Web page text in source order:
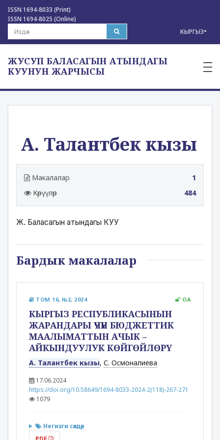
ISSN 1694-8033 (Print)
ISSN 1694-8025 (Online)
КЫРГЫЗ
ЖУСУП БАЛАСАГЫН АТЫНДАГЫ
КУУНУН ЖАРЧЫСЫ
—
—
—
А. Талантбек кызы
Макалалар
1
Көрүүлөр
484
Ж. Баласагын атындагы КУУ
Бардык макалалар
ТОМ 16, №2, 2024 OA
КЫРГЫЗ РЕСПУБЛИКАСЫНЫН
ЖАРАНДАРЫ ҮЧҮН БЮДЖЕТТИК
МААЛЫМАТТЫН АЧЫК –
АЙКЫНДУУЛУК КӨЙГӨЙЛӨРҮ
А. Талантбек кызы, С. Осмоналиева
17.06.2024
https://doi.org/10.58649/1694-8033-2024-2(118)-267-271
1079
Негизги сөздөр